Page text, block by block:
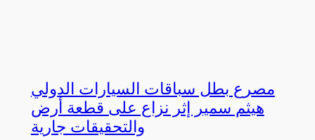
مصرع بطل سباقات السيارات الدولي
هيثم سمير إثر نزاع على قطعة أرض
والتحقيقات جارية